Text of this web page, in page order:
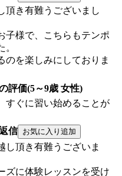
頂き有難うございまし
子様で、こちらもテンポ
のを楽しみにしておりま
評価(5～9歳 女性)
すぐに習い始めることが
信
頂き有難うございま
ズに体験レッスンを受け